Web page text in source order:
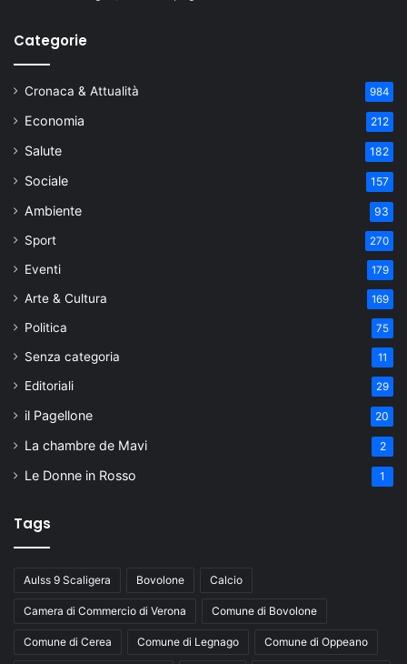
Categorie
Cronaca & Attualità 984
Economia 212
Salute 182
Sociale 157
Ambiente 93
Sport 270
Eventi 179
Arte & Cultura 169
Politica 75
Senza categoria 11
Editoriali 29
il Pagellone 20
La chambre de Mavi 2
Le Donne in Rosso 1
Tags
Aulss 9 Scaligera Bovolone Calcio
Camera di Commercio di Verona Comune di Bovolone
Comune di Cerea Comune di Legnago Comune di Oppeano